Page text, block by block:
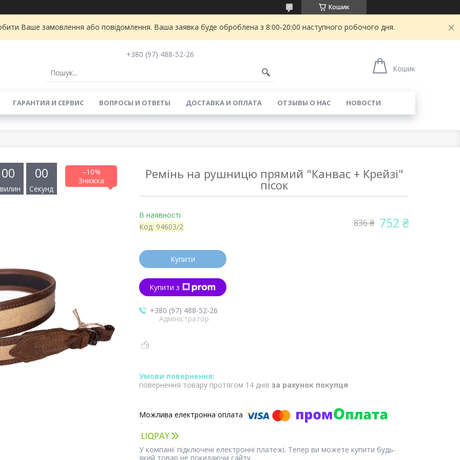
Кошик
Ваше замовлення або повідомлення. Ваша заявка буде оброблена з 8:00-20:00 наступного робочого дня.
+380 (97) 488-52-26
Кошик
ГАРАНТИЯ И СЕРВИС ВОПРОСЫ И ОТВЕТЫ ДОСТАВКА И ОПЛАТА ОТЗЫВЫ О НАС НОВОСТИ
–10%
00 00
Секунд
Ремінь на рушницю прямий "Канвас + Крейзі"
пісок
В наявності
Код: 94603/2 836 ₴ 752 ₴
Купити
Купити з
+380 (97) 488-52-26
Адміністратор
повернення товару протягом 14 днів за рахунок покупця
У компанії підключені електронні платежі. Тепер ви можете купити будь-
який товар не покидаючи сайту.